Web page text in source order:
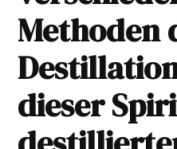
Methoden
dieser